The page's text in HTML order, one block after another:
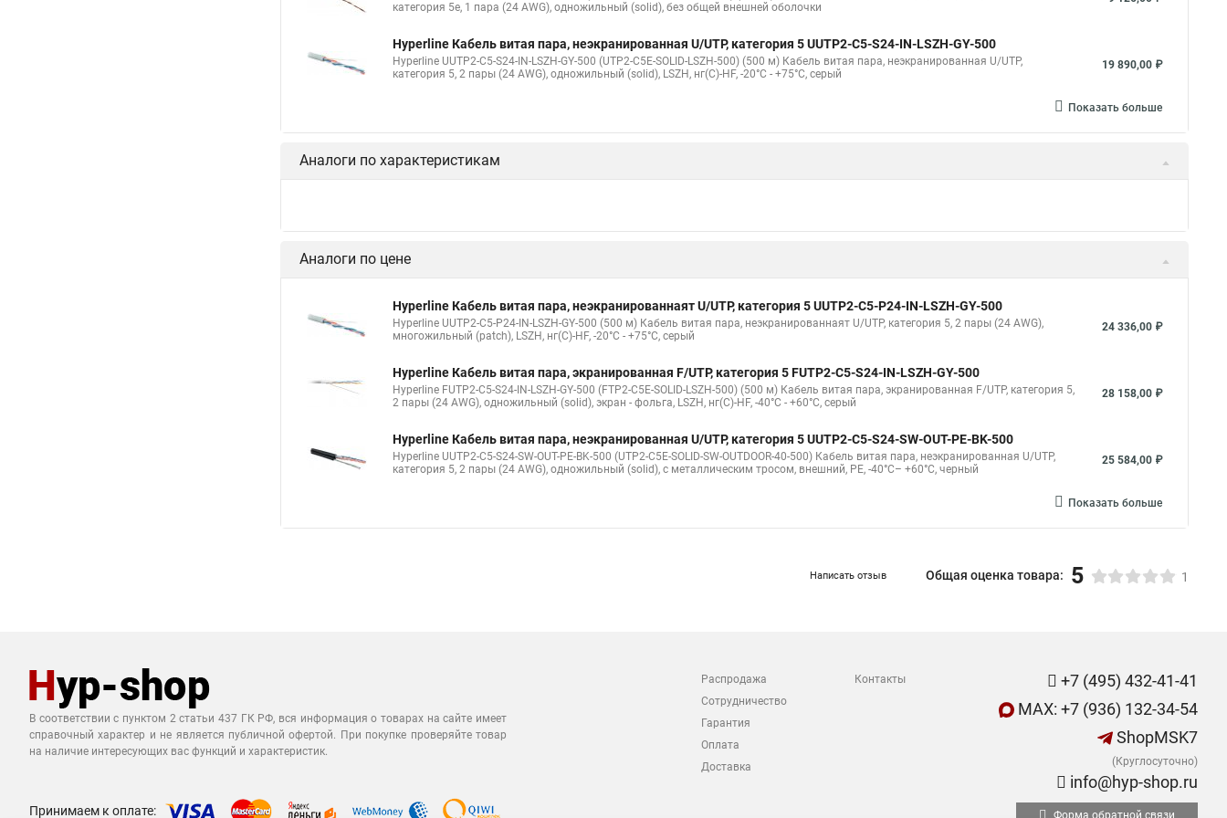
категория 5e, 1 пара (24 AWG), одножильный (solid), без общей внешней оболочки
Hyperline Кабель витая пара, неэкранированная U/UTP, категория 5 UUTP2-C5-S24-IN-LSZH-GY-500
Hyperline UUTP2-C5-S24-IN-LSZH-GY-500 (UTP2-C5E-SOLID-LSZH-500) (500 м) Кабель витая пара, неэкранированная U/UTP,
категория 5, 2 пары (24 AWG), одножильный (solid), LSZH, нг(С)-HF, -20°C - +75°C, серый
19 890,00 ₽
Показать больше
Аналоги по характеристикам
Аналоги по цене
Hyperline Кабель витая пара, неэкранированнаят U/UTP, категория 5 UUTP2-C5-P24-IN-LSZH-GY-500
Hyperline UUTP2-C5-P24-IN-LSZH-GY-500 (500 м) Кабель витая пара, неэкранированнаят U/UTP, категория 5, 2 пары (24 AWG),
многожильный (patсh), LSZH, нг(С)-HF, -20°C - +75°C, серый
24 336,00 ₽
Hyperline Кабель витая пара, экранированная F/UTP, категория 5 FUTP2-C5-S24-IN-LSZH-GY-500
Hyperline FUTP2-C5-S24-IN-LSZH-GY-500 (FTP2-C5E-SOLID-LSZH-500) (500 м) Кабель витая пара, экранированная F/UTP, категория 5,
2 пары (24 AWG), одножильный (solid), экран - фольга, LSZH, нг(С)-HF, -40°C - +60°C, серый
28 158,00 ₽
Hyperline Кабель витая пара, неэкранированная U/UTP, категория 5 UUTP2-C5-S24-SW-OUT-PE-BK-500
Hyperline UUTP2-C5-S24-SW-OUT-PE-BK-500 (UTP2-C5E-SOLID-SW-OUTDOOR-40-500) Кабель витая пара, неэкранированная U/UTP,
категория 5, 2 пары (24 AWG), одножильный (solid), с металлическим тросом, внешний, PE, -40°C– +60°C, черный
25 584,00 ₽
Показать больше
Написать отзыв Общая оценка товара: 5 1
В соответствии с пунктом 2 статьи 437 ГК РФ, вся информация о товарах на сайте имеет
справочный характер и не является публичной офертой. При покупке проверяйте товар
на наличие интересующих вас функций и характеристик.
Распродажа
Сотрудничество
Гарантия
Оплата
Доставка
Контакты
+7 (495) 432-41-41
MAX: +7 (936) 132-34-54
ShopMSK7
(Круглосуточно)
info@hyp-shop.ru
Принимаем к оплате: Форма обратной связи